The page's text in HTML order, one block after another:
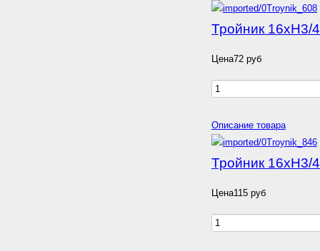
Тройник 16хН3/
Цена72 руб
Описание товара
Тройник 16хН3/
Цена115 руб